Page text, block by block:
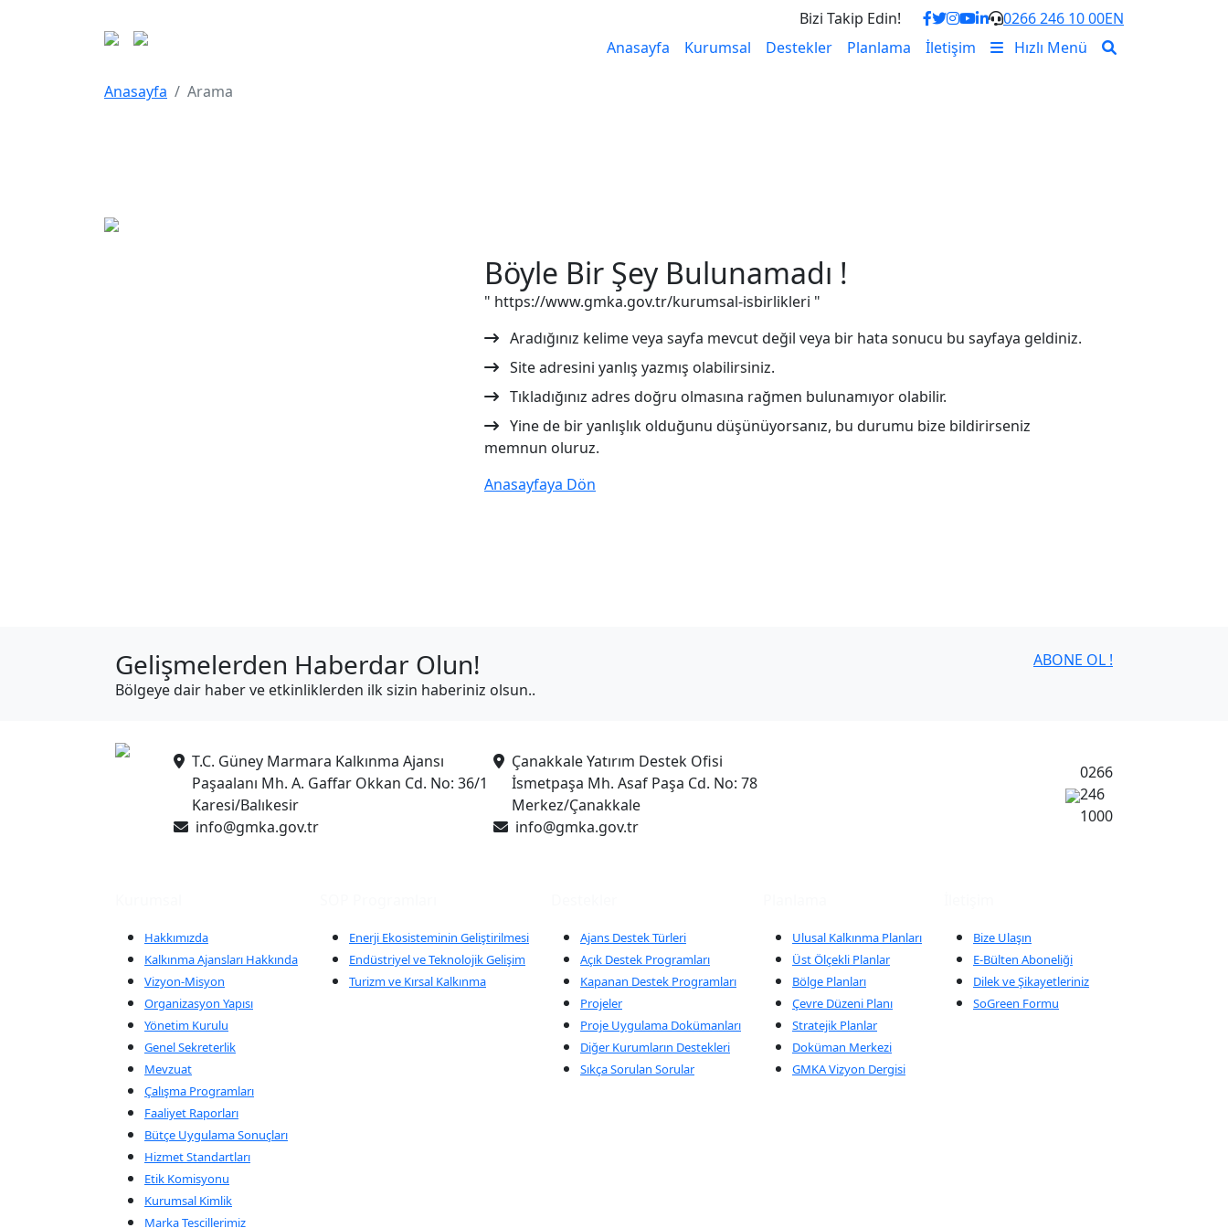
Bizi Takip Edin! 0266 246 10 00EN
Anasayfa
Kurumsal Destekler Planlama İletişim Hızlı Menü
Anasayfa Arama
Böyle Bir Şey Bulunamadı !
" https://www.gmka.gov.tr/kurumsal-isbirlikleri "
Aradığınız kelime veya sayfa mevcut değil veya bir hata sonucu bu sayfaya geldiniz.
Site adresini yanlış yazmış olabilirsiniz.
Tıkladığınız adres doğru olmasına rağmen bulunamıyor olabilir.
Yine de bir yanlışlık olduğunu düşünüyorsanız, bu durumu bize bildirirseniz
memnun oluruz.
Anasayfaya Dön
Gelişmelerden Haberdar Olun!
Bölgeye dair haber ve etkinliklerden ilk sizin haberiniz olsun..
ABONE OL !
T.C. Güney Marmara Kalkınma Ajansı
Paşaalanı Mh. A. Gaffar Okkan Cd. No: 36/1
Karesi/Balıkesir
info@gmka.gov.tr
Çanakkale Yatırım Destek Ofisi
İsmetpaşa Mh. Asaf Paşa Cd. No: 78
Merkez/Çanakkale
info@gmka.gov.tr
0266
246
1000
Hakkımızda
Kalkınma Ajansları Hakkında
Vizyon-Misyon
Organizasyon Yapısı
Yönetim Kurulu
Genel Sekreterlik
Mevzuat
Çalışma Programları
Faaliyet Raporları
Bütçe Uygulama Sonuçları
Hizmet Standartları
Etik Komisyonu
Kurumsal Kimlik
Marka Tescillerimiz
Enerji Ekosisteminin Geliştirilmesi
Endüstriyel ve Teknolojik Gelişim
Turizm ve Kırsal Kalkınma
Ajans Destek Türleri
Açık Destek Programları
Kapanan Destek Programları
Projeler
Proje Uygulama Dokümanları
Diğer Kurumların Destekleri
Sıkça Sorulan Sorular
Ulusal Kalkınma Planları
Üst Ölçekli Planlar
Bölge Planları
Çevre Düzeni Planı
Stratejik Planlar
Doküman Merkezi
GMKA Vizyon Dergisi
Bize Ulaşın
E-Bülten Aboneliği
Dilek ve Şikayetleriniz
SoGreen Formu